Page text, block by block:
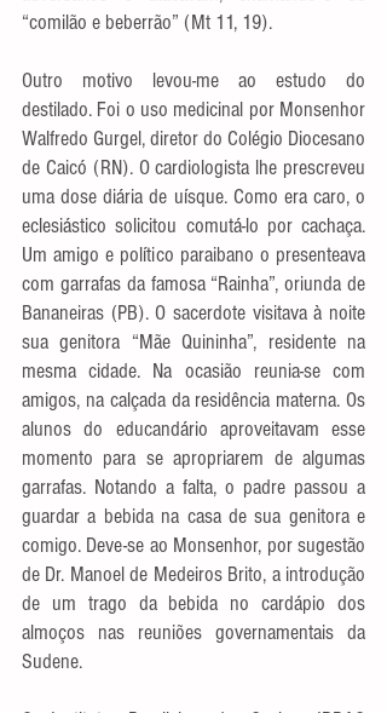
“comilão e beberrão” (Mt 11, 19).
Outro motivo levou-me ao estudo do
destilado. Foi o uso medicinal por Monsenhor
Walfredo Gurgel, diretor do Colégio Diocesano
de Caicó (RN). O cardiologista lhe prescreveu
uma dose diária de uísque. Como era caro, o
eclesiástico solicitou comutá-lo por cachaça.
Um amigo e político paraibano o presenteava
com garrafas da famosa “Rainha”, oriunda de
Bananeiras (PB). O sacerdote visitava à noite
sua genitora “Mãe Quininha”, residente na
mesma cidade. Na ocasião reunia-se com
amigos, na calçada da residência materna. Os
alunos do educandário aproveitavam esse
momento para se apropriarem de algumas
garrafas. Notando a falta, o padre passou a
guardar a bebida na casa de sua genitora e
comigo. Deve-se ao Monsenhor, por sugestão
de Dr. Manoel de Medeiros Brito, a introdução
de um trago da bebida no cardápio dos
almoços nas reuniões governamentais da
Sudene.